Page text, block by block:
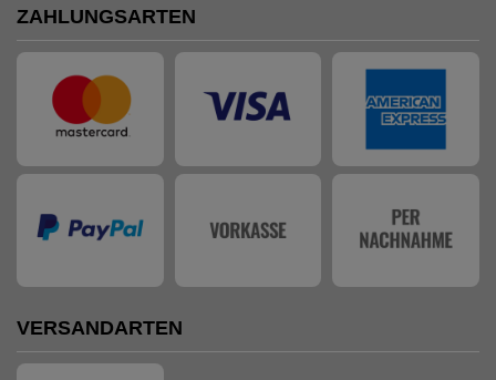
ZAHLUNGSARTEN
VERSANDARTEN